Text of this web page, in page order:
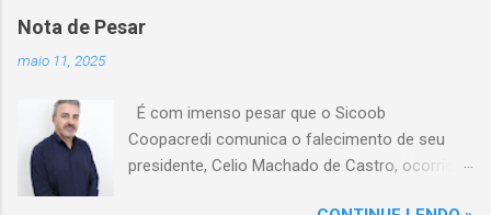
Guimarães, 455, no bairro Santo Antônio. Com
a aquisição, existe a possibilidade de que essa
unidade seja convertida em um Supermercados
Nota de Pesar
maio 11, 2025
É com imenso pesar que o Sicoob
Coopacredi comunica o falecimento de seu
presidente, Celio Machado de Castro, ocorrido